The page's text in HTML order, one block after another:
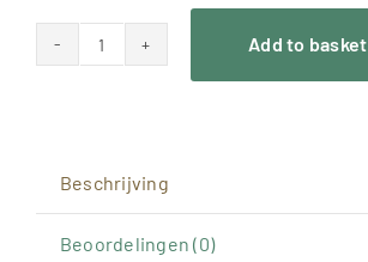
Messing
Add to basket
Beschrijving
Beoordelingen (0)